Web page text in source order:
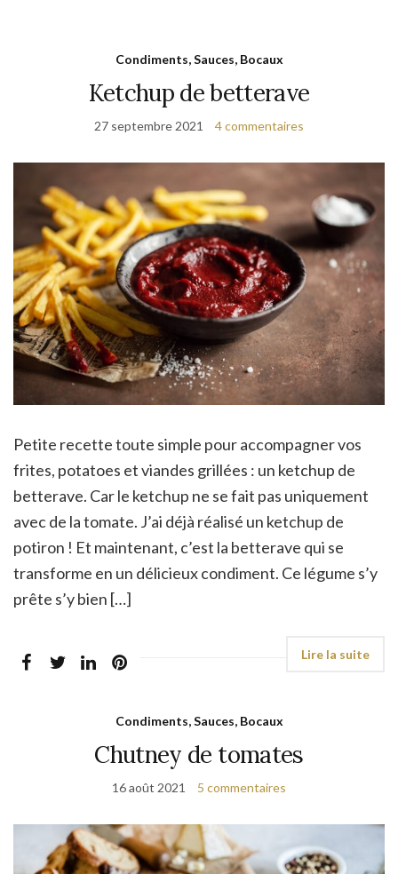
Condiments, Sauces, Bocaux
Ketchup de betterave
27 septembre 2021 4 commentaires
Petite recette toute simple pour accompagner vos
frites, potatoes et viandes grillées : un ketchup de
betterave. Car le ketchup ne se fait pas uniquement
avec de la tomate. J’ai déjà réalisé un ketchup de
potiron ! Et maintenant, c’est la betterave qui se
transforme en un délicieux condiment. Ce légume s’y
prête s’y bien […]
Condiments, Sauces, Bocaux
Chutney de tomates
16 août 2021 5 commentaires